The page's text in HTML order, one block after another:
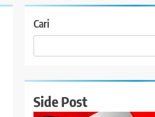
Cari
Side Post